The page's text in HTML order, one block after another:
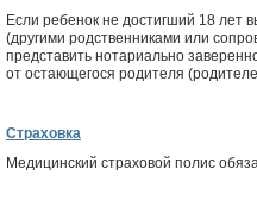
Если ребенок не достигший 18 лет
(другими родственниками или
представить нотариально
от остающегося родителя
Страховка
Медицинский страховой полис